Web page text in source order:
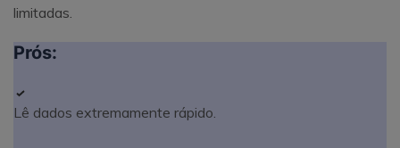
limitadas.
Prós:
Lê dados extremamente rápido.